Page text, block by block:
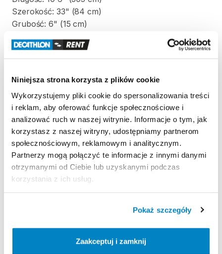
Niniejsza strona korzysta z plików cookie
Wykorzystujemy pliki cookie do spersonalizowania treści
i reklam, aby oferować funkcje społecznościowe i
analizować ruch w naszej witrynie. Informacje o tym, jak
korzystasz z naszej witryny, udostępniamy partnerom
społecznościowym, reklamowym i analitycznym.
Partnerzy mogą połączyć te informacje z innymi danymi
otrzymanymi od Ciebie lub uzyskanymi podczas
korzystania z ich usług.
Pokaż szczegóły
Zaakceptuj i zamknij
Szerokość: 33" (84 cm)
Grubość: 6" (15 cm)
Waga: 12 kg
Wysokość:
Szerokość: 38 cm
Grubość: 27 cm
Zestaw zawiera:
- deskę SUP
- pagaj
- pompkę
leash
Strona produktu w sklepie